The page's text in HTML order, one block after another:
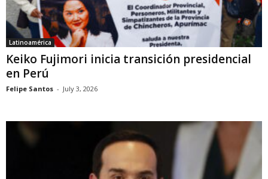
Latinoamérica
Keiko Fujimori inicia transición presidencial
en Perú
Felipe Santos - July 3, 2026